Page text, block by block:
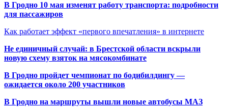
В Гродно 10 мая изменят работу транспорта: подробности
для пассажиров
Как работает эффект «первого впечатления» в интернете
Не единичный случай: в Брестской области вскрыли
новую схему взяток на мясокомбинате
В Гродно пройдет чемпионат по бодибилдингу —
ожидается около 200 участников
В Гродно на маршруты вышли новые автобусы МАЗ